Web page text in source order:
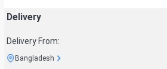
Delivery
Delivery From:
Bangladesh